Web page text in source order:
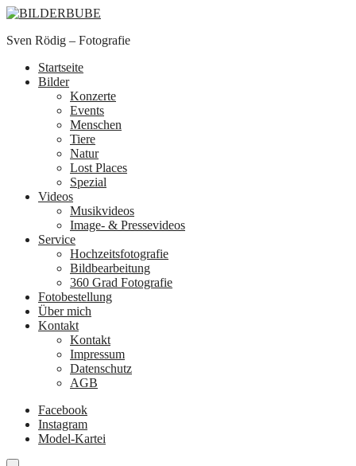
Sven Rödig – Fotografie
Startseite
Bilder
Konzerte
Events
Menschen
Tiere
Natur
Lost Places
Spezial
Videos
Musikvideos
Image- & Pressevideos
Service
Hochzeitsfotografie
Bildbearbeitung
360 Grad Fotografie
Fotobestellung
Über mich
Kontakt
Kontakt
Impressum
Datenschutz
AGB
Facebook
Instagram
Model-Kartei